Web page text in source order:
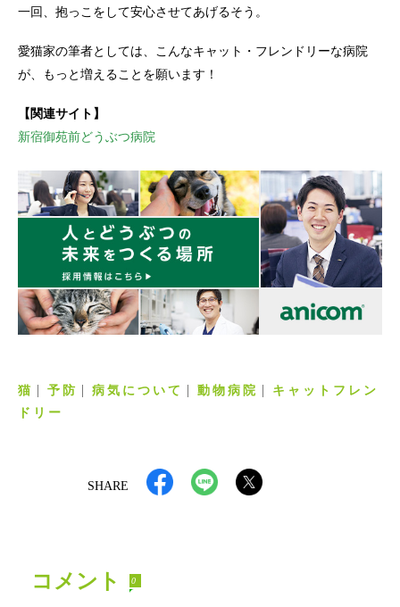
一回、抱っこをして安心させてあげるそう。
愛猫家の筆者としては、こんなキャット・フレンドリーな病院
が、もっと増えることを願います！
【関連サイト】
新宿御苑前どうぶつ病院
猫 予防 病気について 動物病院
キャットフレン
ドリー
SHARE
コメント 0